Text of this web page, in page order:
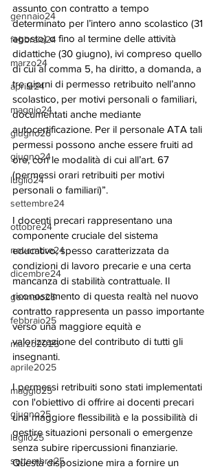
gennaio24
febbraio24
marzo24
aprile24
maggio24
giugno26
giugno24
luglio24
settembre24
ottobre24
novembre24
dicembre24
gennaio25
febbraio25
marzo2025
aprile2025
maggio25
giugno25
luglio25
settembre25
assunto con contratto a tempo
determinato per l’intero anno scolastico (31
agosto) o fino al termine delle attività
didattiche (30 giugno), ivi compreso quello
di cui al comma 5, ha diritto, a domanda, a
tre giorni di permesso retribuito nell’anno
scolastico, per motivi personali o familiari,
documentati anche mediante
autocertificazione. Per il personale ATA tali
permessi possono anche essere fruiti ad
ore, con le modalità di cui all’art. 67
(permessi orari retribuiti per motivi
personali o familiari)”.
I docenti precari rappresentano una
componente cruciale del sistema
educativo, spesso caratterizzata da
condizioni di lavoro precarie e una certa
mancanza di stabilità contrattuale. Il
riconoscimento di questa realtà nel nuovo
contratto rappresenta un passo importante
verso una maggiore equità e
valorizzazione del contributo di tutti gli
insegnanti.
I permessi retribuiti sono stati implementati
con l'obiettivo di offrire ai docenti precari
una maggiore flessibilità e la possibilità di
gestire situazioni personali o emergenze
senza subire ripercussioni finanziarie.
Questa disposizione mira a fornire un